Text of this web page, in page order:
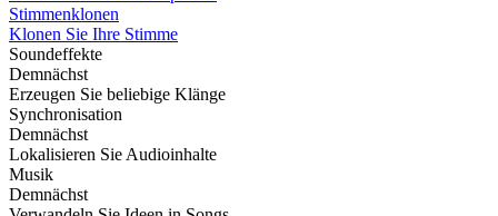
Stimmenklonen
Klonen Sie Ihre Stimme
Soundeffekte
Demnächst
Erzeugen Sie beliebige Klänge
Synchronisation
Demnächst
Lokalisieren Sie Audioinhalte
Musik
Demnächst